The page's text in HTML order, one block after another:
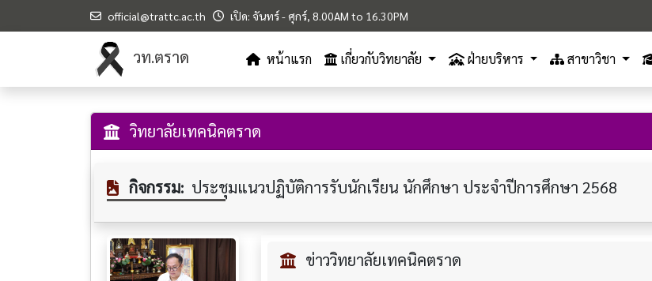
official@trattc.ac.th เปิด: จันทร์ - ศุกร์, 8.00AM to 16.30PM
วท.ตราด หน้าแรก เกี่ยวกับวิทยาลัย ฝ่ายบริหาร สาขาวิชา
วิทยาลัยเทคนิคตราด
กิจกรรม: ประชุมแนวปฏิบัติการรับนักเรียน นักศึกษา ประจำปีการศึกษา 2568
ข่าววิทยาลัยเทคนิคตราด